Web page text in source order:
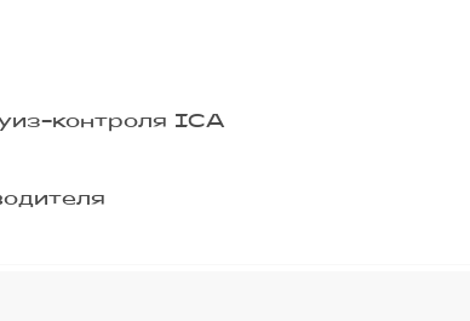
контроля ICA